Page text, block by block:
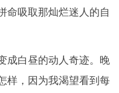
命吸取那灿烂迷人的自
成白昼的动人奇迹。晚
样，因为我渴望看到每